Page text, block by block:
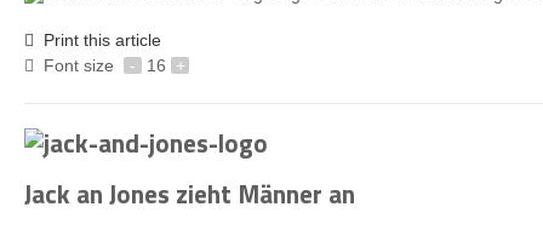
Print this article
Font size
- 16 +
Jack an Jones zieht Männer an